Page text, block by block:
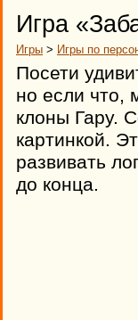
Игра
Игры > Игры по
Посети
но если что,
клоны Гару.
картинкой.
развивать
до конца.